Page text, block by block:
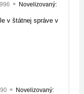
Novelizovaný:
v štátnej správe v
Novelizovaný: